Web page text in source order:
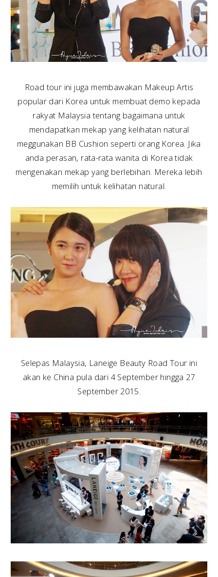
Road tour ini juga membawakan Makeup Artis
popular dari Korea untuk membuat demo kepada
rakyat Malaysia tentang bagaimana untuk
mendapatkan mekap yang kelihatan natural
meggunakan BB Cushion seperti orang Korea. Jika
anda perasan, rata-rata wanita di Korea tidak
mengenakan mekap yang berlebihan. Mereka lebih
memilih untuk kelihatan natural.
Selepas Malaysia, Laneige Beauty Road Tour ini
akan ke China pula dari 4 September hingga 27
September 2015.